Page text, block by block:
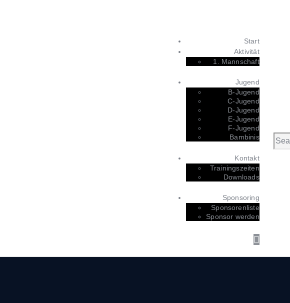
Start
Aktivität
1. Mannschaft
Jugend
B-Jugend
C-Jugend
D-Jugend
E-Jugend
F-Jugend
Bambinis
Kontakt
Trainingszeiten
Downloads
Sponsoring
Sponsorenliste
Sponsor werden